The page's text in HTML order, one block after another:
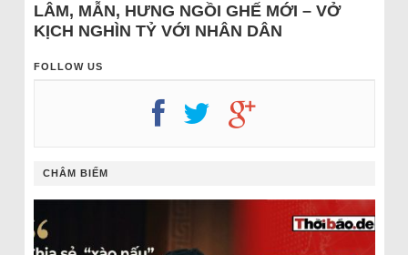
LÂM, MẪN, HƯNG NGỒI GHẾ MỚI – VỞ
KỊCH NGHÌN TỶ VỚI NHÂN DÂN
FOLLOW US
CHÂM BIẾM